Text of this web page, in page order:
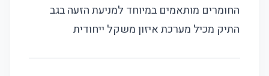
החומרים מותאמים במיוחד למניעת הזעה בגב
התיק מכיל מערכת איזון משקל ייחודית